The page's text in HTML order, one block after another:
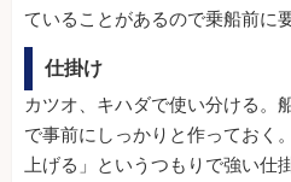
ていることがあるので乗船前に
仕掛け
カツオ、キハダで使い分ける。
で事前にしっかりと作っておく
上げる」というつもりで強い仕